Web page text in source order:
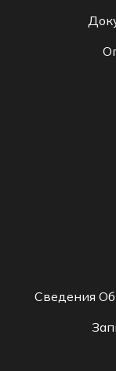
Сведения